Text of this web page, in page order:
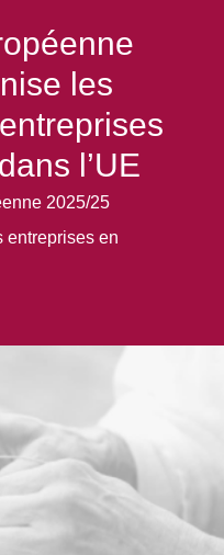
les
l’UE
2025/25
entreprises en